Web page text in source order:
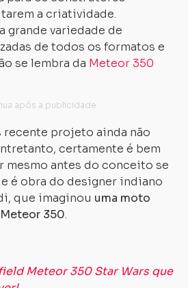
a criatividade.
grande variedade de
de todos os formatos e
se lembra da Meteor 350
recente projeto ainda não
certamente é bem
mesmo antes do conceito se
é obra do designer indiano
que imaginou uma moto
350.
Meteor 350 Star Wars que